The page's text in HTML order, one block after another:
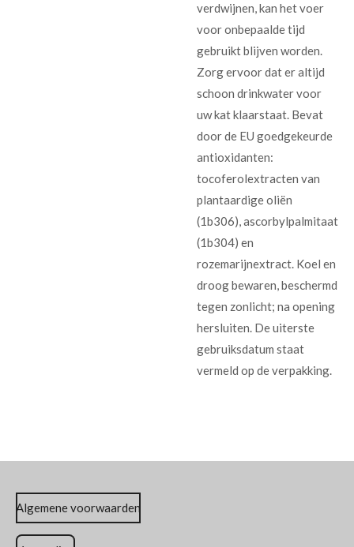
verdwijnen, kan het voer
voor onbepaalde tijd
gebruikt blijven worden.
Zorg ervoor dat er altijd
schoon drinkwater voor
uw kat klaarstaat. Bevat
door de EU goedgekeurde
antioxidanten:
tocoferolextracten van
plantaardige oliën
(1b306), ascorbylpalmitaat
(1b304) en
rozemarijnextract. Koel en
droog bewaren, beschermd
tegen zonlicht; na opening
hersluiten. De uiterste
gebruiksdatum staat
vermeld op de verpakking.
Algemene voorwaarden